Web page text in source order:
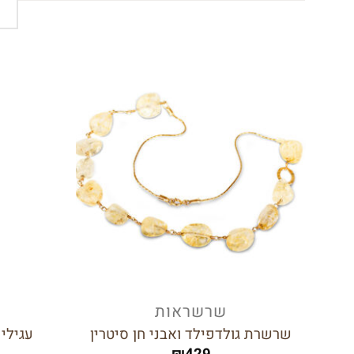
הוסף
לרשימת
המשאלות
שרשראות
שרשרת גולדפילד ואבני חן סיטרין